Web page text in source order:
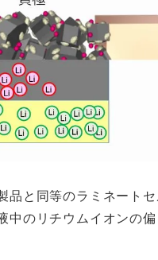
と同等のラミネート
のリチウムイオンの